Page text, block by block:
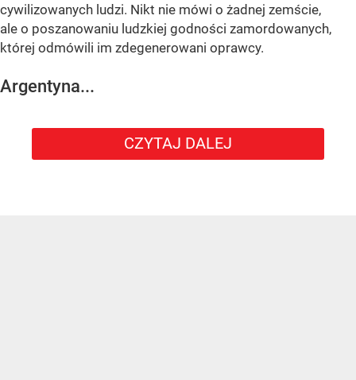
cywilizowanych ludzi. Nikt nie mówi o żadnej zemście,
ale o poszanowaniu ludzkiej godności zamordowanych,
której odmówili im zdegenerowani oprawcy.
Argentyna...
CZYTAJ DALEJ